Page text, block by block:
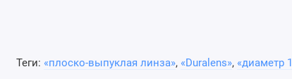
Теги: «плоско-выпуклая линза», «Duralens», «диаметр 1